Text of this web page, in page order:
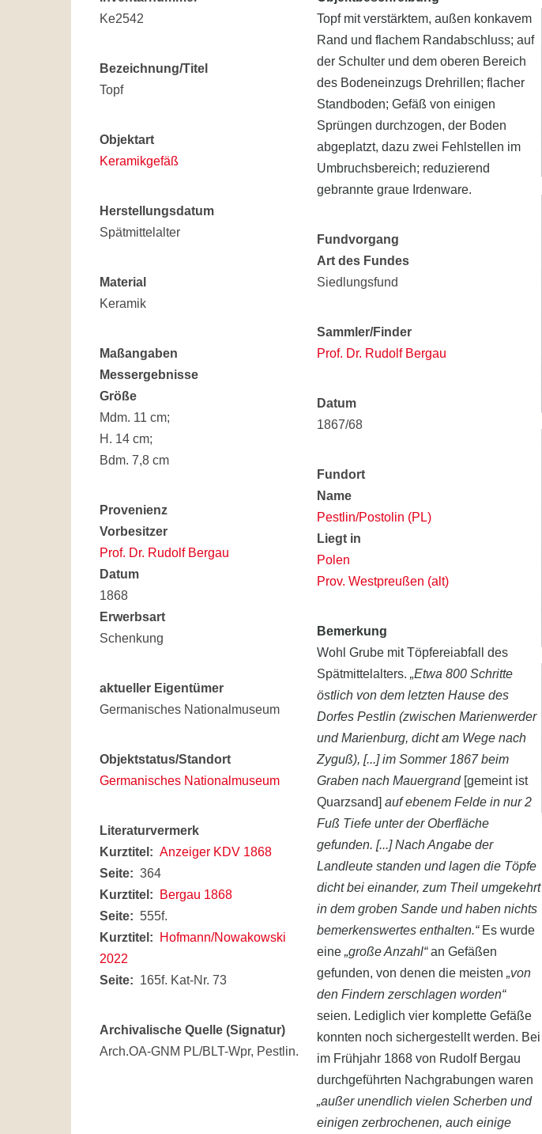
Ke2542
Bezeichnung/Titel
Topf
Objektart
Keramikgefäß
Herstellungsdatum
Spätmittelalter
Material
Keramik
Maßangaben
Messergebnisse
Größe
Mdm. 11 cm;
H. 14 cm;
Bdm. 7,8 cm
Provenienz
Vorbesitzer
Prof. Dr. Rudolf Bergau
Datum
1868
Erwerbsart
Schenkung
aktueller Eigentümer
Germanisches Nationalmuseum
Objektstatus/Standort
Germanisches Nationalmuseum
Literaturvermerk
Kurztitel
Anzeiger KDV 1868
Seite
364
Kurztitel
Bergau 1868
Seite
555f.
Kurztitel
Hofmann/Nowakowski
2022
Seite
165f. Kat-Nr. 73
Archivalische Quelle (Signatur)
Arch.OA-GNM PL/BLT-Wpr, Pestlin.
Topf mit verstärktem, außen konkavem
Rand und flachem Randabschluss; auf
der Schulter und dem oberen Bereich
des Bodeneinzugs Drehrillen; flacher
Standboden; Gefäß von einigen
Sprüngen durchzogen, der Boden
abgeplatzt, dazu zwei Fehlstellen im
Umbruchsbereich; reduzierend
gebrannte graue Irdenware.
Fundvorgang
Art des Fundes
Siedlungsfund
Sammler/Finder
Prof. Dr. Rudolf Bergau
Datum
1867/68
Fundort
Name
Pestlin/Postolin (PL)
Liegt in
Polen
Prov. Westpreußen (alt)
Bemerkung
Wohl Grube mit Töpfereiabfall des
Spätmittelalters.„Etwa 800 Schritte
östlich von dem letzten Hause des
Dorfes Pestlin (zwischen Marienwerder
und Marienburg, dicht am Wege nach
Zyguß), [...] im Sommer 1867 beim
Graben nach Mauergrand [gemeint ist
Quarzsand]auf ebenem Felde in nur 2
Fuß Tiefe unter der Oberfläche
gefunden. [...] Nach Angabe der
Landleute standen und lagen die Töpfe
dicht bei einander, zum Theil umgekehrt
in dem groben Sande und haben nichts
bemerkenswertes enthalten.“Es wurde
eine„große Anzahl“an Gefäßen
gefunden, von denen die meisten„von
den Findern zerschlagen worden“
seien. Lediglich vier komplette Gefäße
konnten noch sichergestellt werden. Bei
im Frühjahr 1868 von Rudolf Bergau
durchgeführten Nachgrabungen waren
„außer unendlich vielen Scherben und
einigen zerbrochenen, auch einige